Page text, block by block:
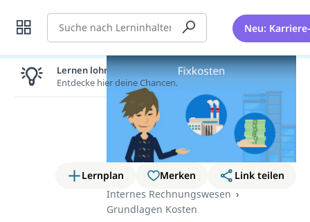
Suche Neu:
Lernplan Merken
Link teilen
Internes Rechnungswesen
Grundlagen Kosten
Lernen lohnt sich!
Entdecke hier deine Chancen.